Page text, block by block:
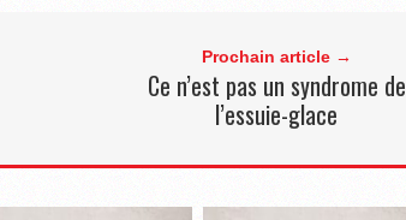
Prochain article →
Ce n’est pas un syndrome de
l’essuie-glace